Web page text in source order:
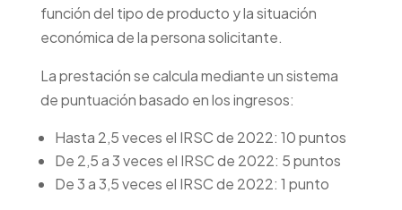
función del tipo de producto y la situación
económica de la persona solicitante.
La prestación se calcula mediante un sistema
de puntuación basado en los ingresos:
Hasta 2,5 veces el IRSC de 2022: 10 puntos
De 2,5 a 3 veces el IRSC de 2022: 5 puntos
De 3 a 3,5 veces el IRSC de 2022: 1 punto